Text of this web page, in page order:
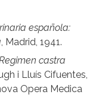
española:
, Madrid, 1941.
castra
i Lluís Cifuentes,
Opera Medica